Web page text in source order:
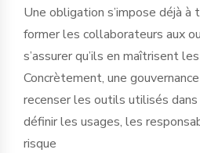
Une obligation s’impose déjà
former les collaborateurs aux
s’assurer qu’ils en maîtrisent
Concrètement, une
recenser les outils utilisés dans
définir les usages, les
risque